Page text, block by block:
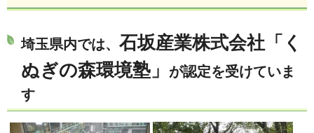
埼玉県内では、 石坂産業株式会社「く
ぬぎの森環境塾」
が認定を受けていま
す